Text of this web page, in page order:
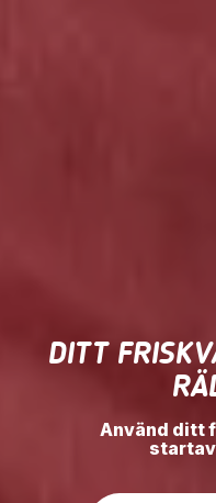
DITT
Använd ditt